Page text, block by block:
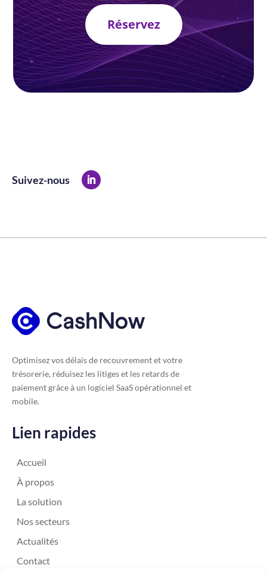
Réservez
Suivez-nous
Optimisez vos délais de recouvrement et votre
trésorerie, réduisez les litiges et les retards de
paiement grâce à un logiciel SaaS opérationnel et
mobile.
Lien rapides
Accueil
À propos
La solution
Nos secteurs
Actualités
Contact